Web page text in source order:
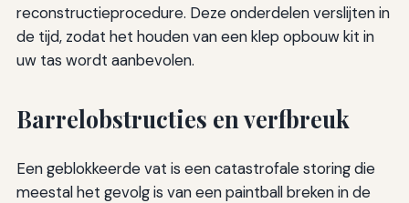
reconstructieprocedure. Deze onderdelen verslijten in
de tijd, zodat het houden van een klep opbouw kit in
uw tas wordt aanbevolen.
Barrelobstructies en verfbreuk
Een geblokkeerde vat is een catastrofale storing die
meestal het gevolg is van een paintball breken in de